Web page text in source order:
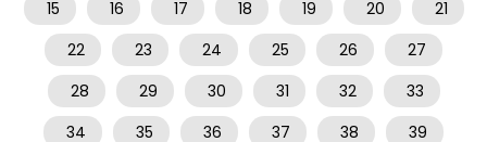
15
16 17 18 19 20
21
22
23 24 25 26
27
28
29 30 31 32
33
34
35 36 37 38
39